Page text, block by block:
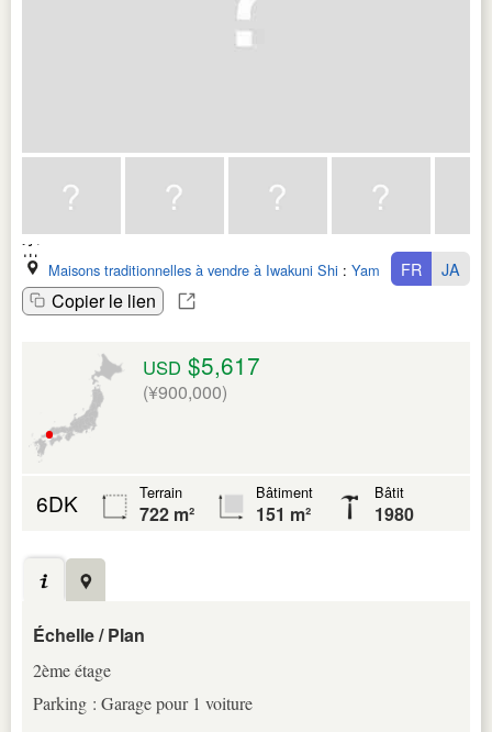
Maisons traditionnelles à vendre à Iwakuni Shi : Yamaguchi Ken
Copier le lien
FR JA
USD $5,617
(¥900,000)
6DK Terrain
722 m²
Bâtiment
151 m²
Bâtit
1980
Échelle / Plan
2ème étage
Parking : Garage pour 1 voiture